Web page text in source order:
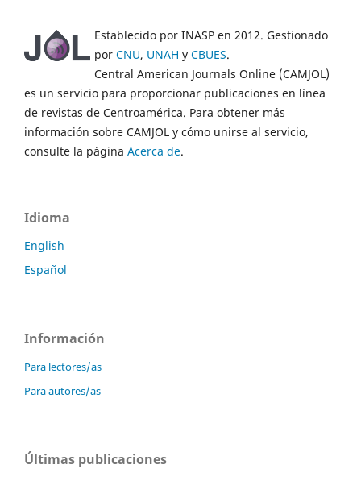
Establecido por INASP en 2012. Gestionado
por CNU, UNAH y CBUES.
Central American Journals Online (CAMJOL)
es un servicio para proporcionar publicaciones en línea
de revistas de Centroamérica. Para obtener más
información sobre CAMJOL y cómo unirse al servicio,
consulte la página Acerca de.
Idioma
English
Español
Información
Para lectores/as
Para autores/as
Últimas publicaciones